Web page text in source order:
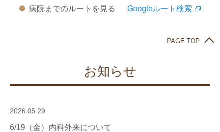
病院までのルートを見る Googleルート検索
PAGE TOP
お知らせ
2026.05.29
6/19（金）内科外来について